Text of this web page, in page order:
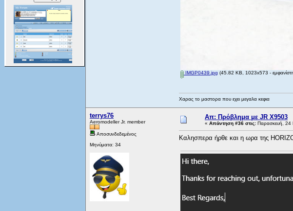
IMGP0439.jpg (45.82 KB, 1023x573 -
Χαρας το μαστορα που εχει μεγαλα κεφια
terrys76
Aeromodeller Jr. member
Αποσυνδεδεμένος
Μηνύματα: 34
Απ: Πρόβλημα με JR X9503
« Απάντηση #36 στις: Παρασκευή, 24
Καλησπερα ήρθε και η ωρα της